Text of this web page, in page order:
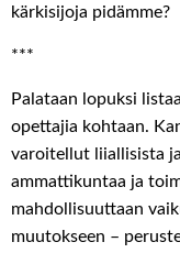
kärkisijoja pidämme?
***
Palataan lopuksi
opettajia kohtaan.
varoitellut liiallisista
ammattikuntaa ja
mahdollisuuttaan
muutokseen –